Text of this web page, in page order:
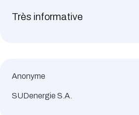
Très informative
Anonyme
SUDenergie S.A.